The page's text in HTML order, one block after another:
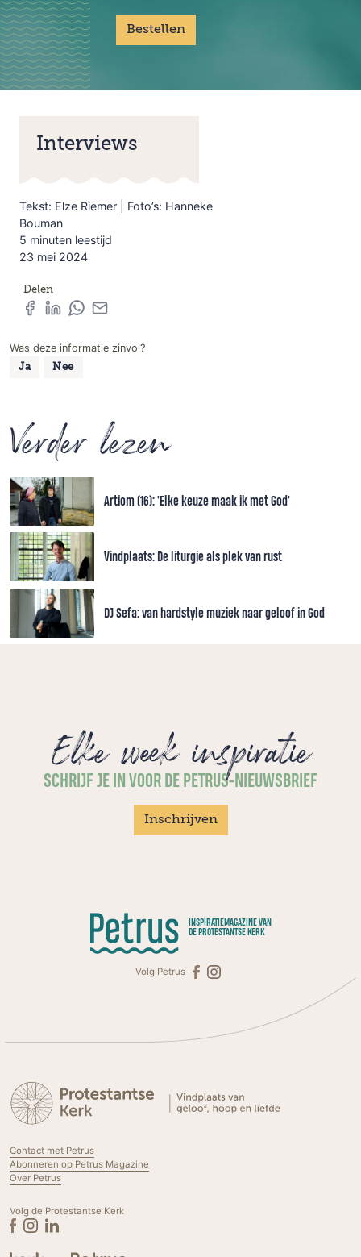
Bestellen
Interviews
Tekst: Elze Riemer | Foto’s: Hanneke
Bouman
5 minuten leestijd
23 mei 2024
Delen
Was deze informatie zinvol?
Ja Nee
Verder lezen
Artiom (16): 'Elke keuze maak ik met God'
Vindplaats: De liturgie als plek van rust
DJ Sefa: van hardstyle muziek naar geloof in God
Elke week inspiratie
SCHRIJF JE IN VOOR DE PETRUS-NIEUWSBRIEF
Inschrijven
INSPIRATIEMAGAZINE VAN
DE PROTESTANTSE KERK
Volg Petrus
Contact met Petrus
Abonneren op Petrus Magazine
Over Petrus
Volg de Protestantse Kerk